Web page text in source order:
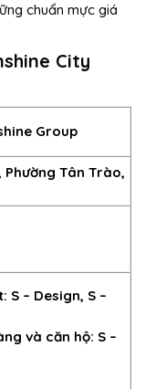
chuẩn mực giá
City
Group
Phường Tân Trào,
S – Design, S –
và căn hộ: S –